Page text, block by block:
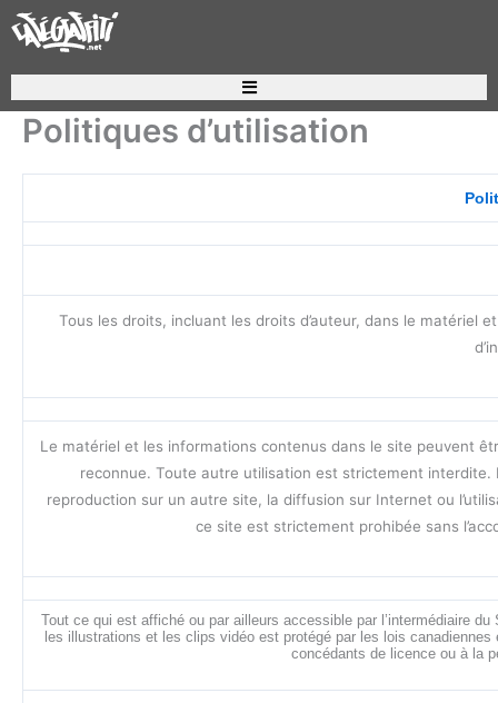
Aller
au
Politiques d’utilisation
Tous les droits, incluant les droits d’auteur, dans le
Le matériel et les informations contenus dans le site peuvent
reconnue. Toute autre utilisation est strictement
reproduction sur un autre site, la diffusion sur Internet ou
ce site est strictement prohibée sans
Tout ce qui est affiché ou par ailleurs accessible par l’intermédiaire
les illustrations et les clips vidéo est protégé par les lois
concédants de licence ou à la